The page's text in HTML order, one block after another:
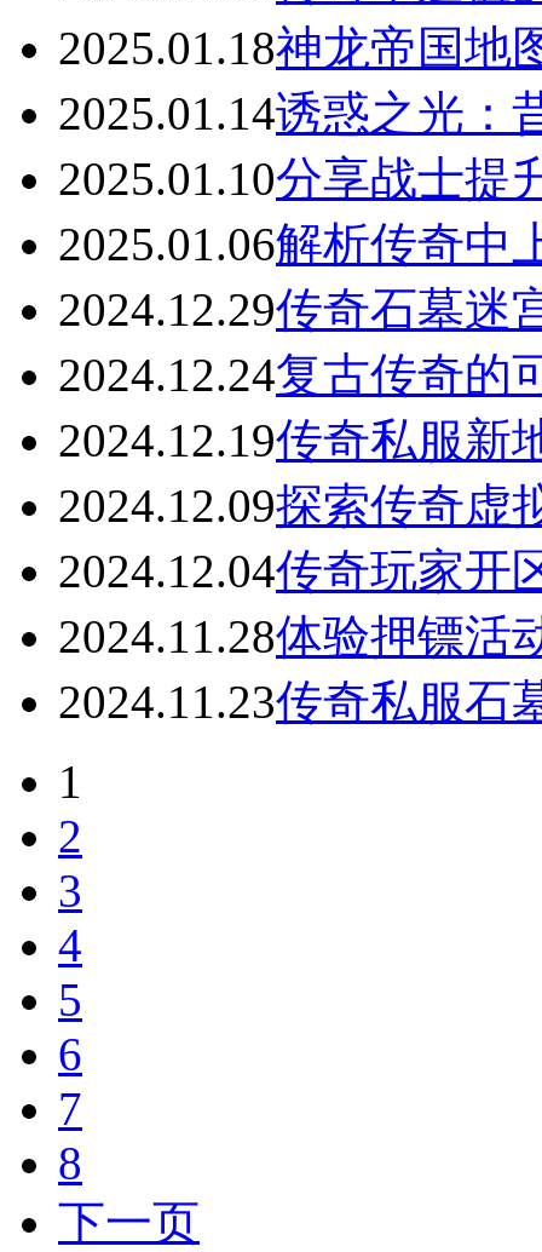
2025.01.18神龙帝国地
2025.01.14诱惑之光：
2025.01.10分享战士提
2025.01.06解析传奇中
2024.12.29传奇石墓迷
2024.12.24复古传奇的
2024.12.19传奇私服新
2024.12.09探索传奇虚
2024.12.04传奇玩家开
2024.11.28体验押镖活
2024.11.23传奇私服石
1
2
3
4
5
6
7
8
下一页